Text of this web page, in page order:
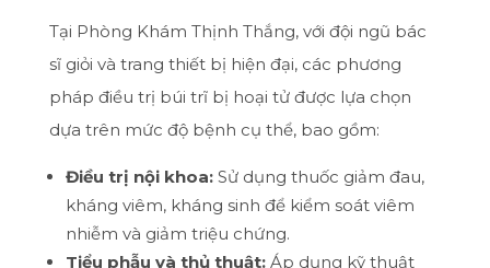
Tại Phòng Khám Thịnh Thắng, với đội ngũ bác
sĩ giỏi và trang thiết bị hiện đại, các phương
pháp điều trị búi trĩ bị hoại tử được lựa chọn
dựa trên mức độ bệnh cụ thể, bao gồm:
Điều trị nội khoa:Sử dụng thuốc giảm đau,
kháng viêm, kháng sinh để kiểm soát viêm
nhiễm và giảm triệu chứng.
Tiểu phẫu và thủ thuật:Áp dụng kỹ thuật